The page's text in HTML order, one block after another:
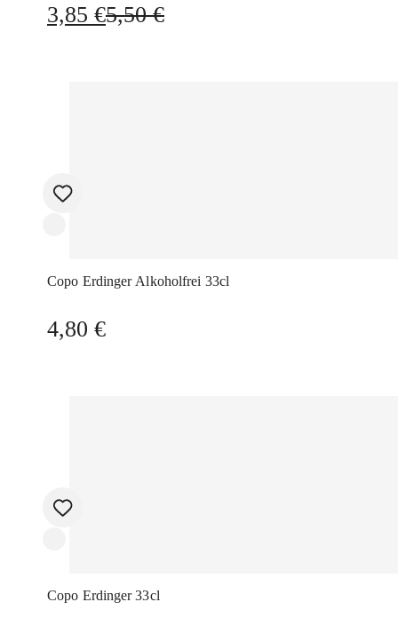
5,50€
O
3,85 €
O
Copo Erdinger Alkoholfrei 33cl
4,80 €
Copo Erdinger 33cl